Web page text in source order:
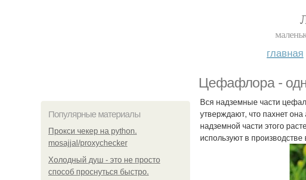
главная
Цефафлора -
Популярные материалы
Прокси чекер на python.
mosajjal/proxychecker
Холодный душ - это не просто
способ проснуться быстро.
Вся надземные части
утверждают, что пахнет
надземной части этого
используют в